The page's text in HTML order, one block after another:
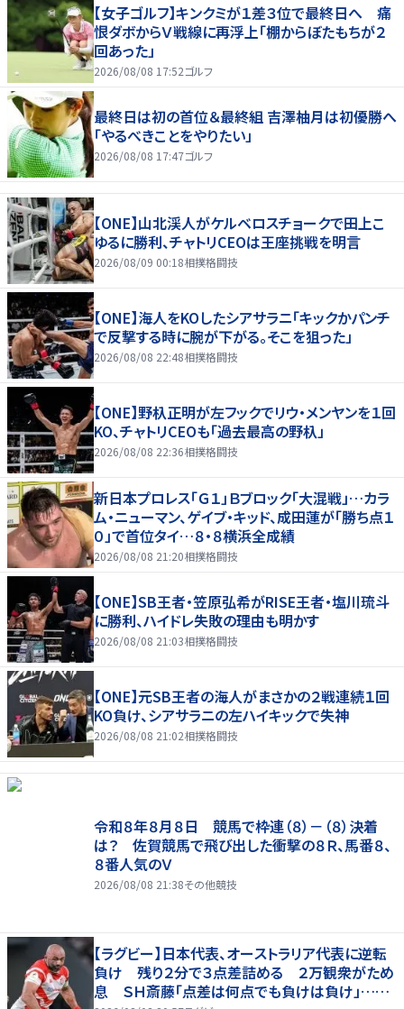
【女子ゴルフ】キンクミが１差３位で最終日へ 痛
恨ダボからＶ戦線に再浮上「棚からぼたもちが２
回あった」
2026/08/08 17:52ゴルフ
最終日は初の首位＆最終組 吉澤柚月は初優勝へ
「やるべきことをやりたい」
2026/08/08 17:47ゴルフ
【ONE】山北渓人がケルベロスチョークで田上こ
ゆるに勝利、チャトリCEOは王座挑戦を明言
2026/08/09 00:18相撲格闘技
【ONE】海人をKOしたシアサラニ「キックかパンチ
で反撃する時に腕が下がる。そこを狙った」
2026/08/08 22:48相撲格闘技
【ONE】野杁正明が左フックでリウ・メンヤンを１回
KO、チャトリCEOも「過去最高の野杁」
2026/08/08 22:36相撲格闘技
新日本プロレス「Ｇ１」Ｂブロック「大混戦」…カラ
ム・ニューマン、ゲイブ・キッド、成田蓮が「勝ち点１
０」で首位タイ…８・８横浜全成績
2026/08/08 21:20相撲格闘技
【ONE】SB王者・笠原弘希がRISE王者・塩川琉斗
に勝利、ハイドレ失敗の理由も明かす
2026/08/08 21:03相撲格闘技
【ONE】元SB王者の海人がまさかの２戦連続１回
KO負け、シアサラニの左ハイキックで失神
2026/08/08 21:02相撲格闘技
令和８年８月８日 競馬で枠連（８）－（８）決着
は？ 佐賀競馬で飛び出した衝撃の８Ｒ、馬番８、
８番人気のＶ
2026/08/08 21:38その他競技
【ラグビー】日本代表、オーストラリア代表に逆転
負け 残り２分で３点差詰める ２万観衆がため
息 ＳＨ斎藤「点差は何点でも負けは負け」…前